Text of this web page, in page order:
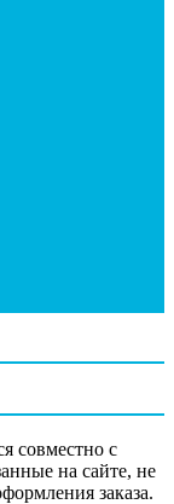
совместно с
на сайте, не
заказа.